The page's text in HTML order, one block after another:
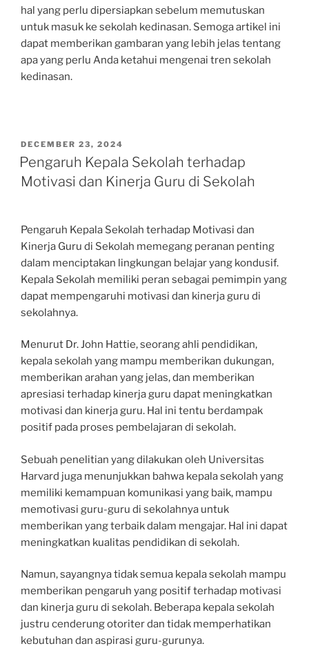
hal yang perlu dipersiapkan sebelum memutuskan
untuk masuk ke sekolah kedinasan. Semoga artikel ini
dapat memberikan gambaran yang lebih jelas tentang
apa yang perlu Anda ketahui mengenai tren sekolah
kedinasan.
POSTED
ON
DECEMBER 23, 2024
Pengaruh Kepala Sekolah terhadap
Motivasi dan Kinerja Guru di Sekolah
Pengaruh Kepala Sekolah terhadap Motivasi dan
Kinerja Guru di Sekolah memegang peranan penting
dalam menciptakan lingkungan belajar yang kondusif.
Kepala Sekolah memiliki peran sebagai pemimpin yang
dapat mempengaruhi motivasi dan kinerja guru di
sekolahnya.
Menurut Dr. John Hattie, seorang ahli pendidikan,
kepala sekolah yang mampu memberikan dukungan,
memberikan arahan yang jelas, dan memberikan
apresiasi terhadap kinerja guru dapat meningkatkan
motivasi dan kinerja guru. Hal ini tentu berdampak
positif pada proses pembelajaran di sekolah.
Sebuah penelitian yang dilakukan oleh Universitas
Harvard juga menunjukkan bahwa kepala sekolah yang
memiliki kemampuan komunikasi yang baik, mampu
memotivasi guru-guru di sekolahnya untuk
memberikan yang terbaik dalam mengajar. Hal ini dapat
meningkatkan kualitas pendidikan di sekolah.
Namun, sayangnya tidak semua kepala sekolah mampu
memberikan pengaruh yang positif terhadap motivasi
dan kinerja guru di sekolah. Beberapa kepala sekolah
justru cenderung otoriter dan tidak memperhatikan
kebutuhan dan aspirasi guru-gurunya.